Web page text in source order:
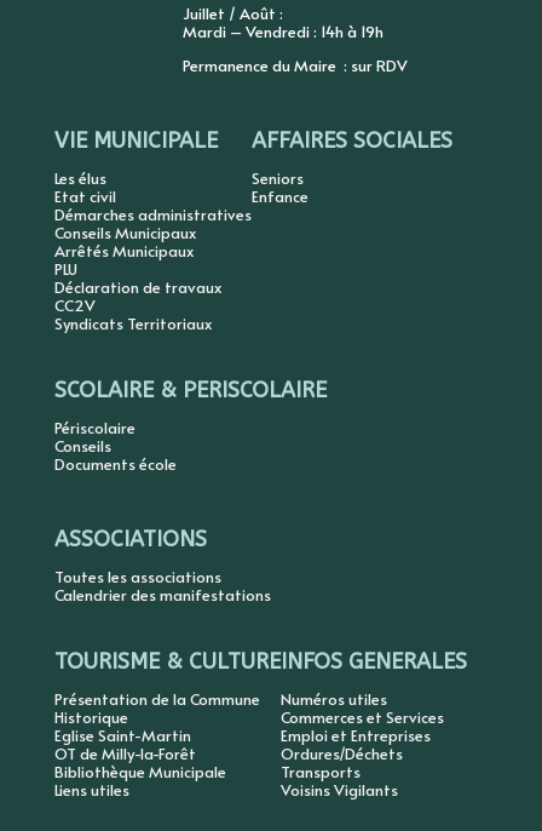
Juillet / Août :
Mardi – Vendredi : 14h à 19h
Permanence du Maire : sur RDV
VIE MUNICIPALE
Les élus
Etat civil
Démarches administratives
Conseils Municipaux
Arrêtés Municipaux
PLU
Déclaration de travaux
CC2V
Syndicats Territoriaux
AFFAIRES SOCIALES
Seniors
Enfance
SCOLAIRE & PERISCOLAIRE
Périscolaire
Conseils
Documents école
ASSOCIATIONS
Toutes les associations
Calendrier des manifestations
TOURISME & CULTURE
Présentation de la Commune
Historique
Eglise Saint-Martin
OT de Milly-la-Forêt
Bibliothèque Municipale
Liens utiles
INFOS GENERALES
Numéros utiles
Commerces et Services
Emploi et Entreprises
Ordures/Déchets
Transports
Voisins Vigilants